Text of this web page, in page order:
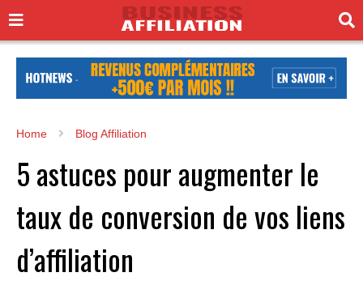
Home Blog Affiliation
5 astuces pour augmenter le
taux de conversion de vos liens
d’affiliation